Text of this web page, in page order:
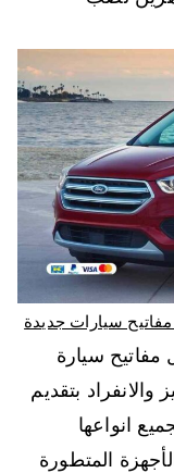
سيارة
بتقديم
انواعها
المتطورة